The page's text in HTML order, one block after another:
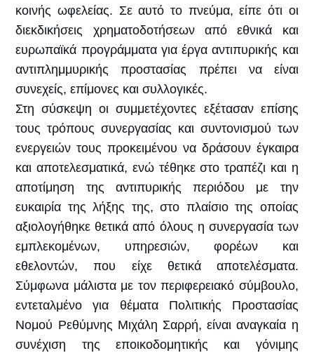
κοινής ωφελείας. Σε αυτό το πνεύμα, είπε ότι οι
διεκδικήσεις χρηματοδοτήσεων από εθνικά και
ευρωπαϊκά προγράμματα για έργα αντιπυρικής και
αντιπλημμυρικής προστασίας πρέπει να είναι
συνεχείς, επίμονες και συλλογικές.
Στη σύσκεψη οι συμμετέχοντες εξέτασαν επίσης
τους τρόπους συνεργασίας και συντονισμού των
ενεργειών τους προκειμένου να δράσουν έγκαιρα
και αποτελεσματικά, ενώ τέθηκε στο τραπέζι και η
αποτίμηση της αντιπυρικής περιόδου με την
ευκαιρία της λήξης της, στο πλαίσιο της οποίας
αξιολογήθηκε θετικά από όλους η συνεργασία των
εμπλεκομένων, υπηρεσιών, φορέων και
εθελοντών, που είχε θετικά αποτελέσματα.
Σύμφωνα μάλιστα με τον περιφερειακό σύμβουλο,
εντεταλμένο για θέματα Πολιτικής Προστασίας
Νομού Ρεθύμνης Μιχάλη Σαρρή, είναι αναγκαία η
συνέχιση της εποικοδομητικής και γόνιμης